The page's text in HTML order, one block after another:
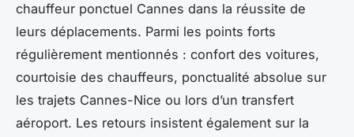
chauffeur ponctuel Cannes dans la réussite de
leurs déplacements. Parmi les points forts
régulièrement mentionnés : confort des voitures,
courtoisie des chauffeurs, ponctualité absolue sur
les trajets Cannes-Nice ou lors d’un transfert
aéroport. Les retours insistent également sur la